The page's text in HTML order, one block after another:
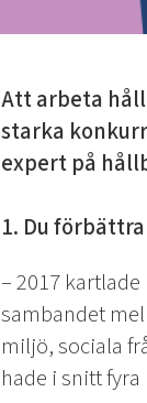
Att arbeta
starka
expert på
1. Du
– 2017
sambandet
miljö, sociala
hade i snitt